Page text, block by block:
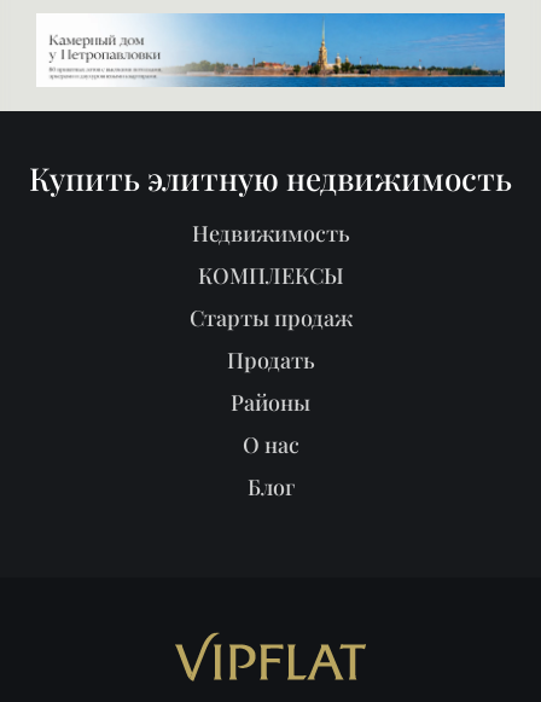
Купить элитную недвижимость
Недвижимость
КОМПЛЕКСЫ
Старты продаж
Продать
Районы
О нас
Блог